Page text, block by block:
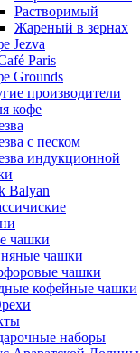
Растворимый
Жареный в зернах
Jezva
Paris
Grounds
производители
кофе
с песком
индукционной
Balyan
чашки
чашки
чашки
кофейные чашки
наборы